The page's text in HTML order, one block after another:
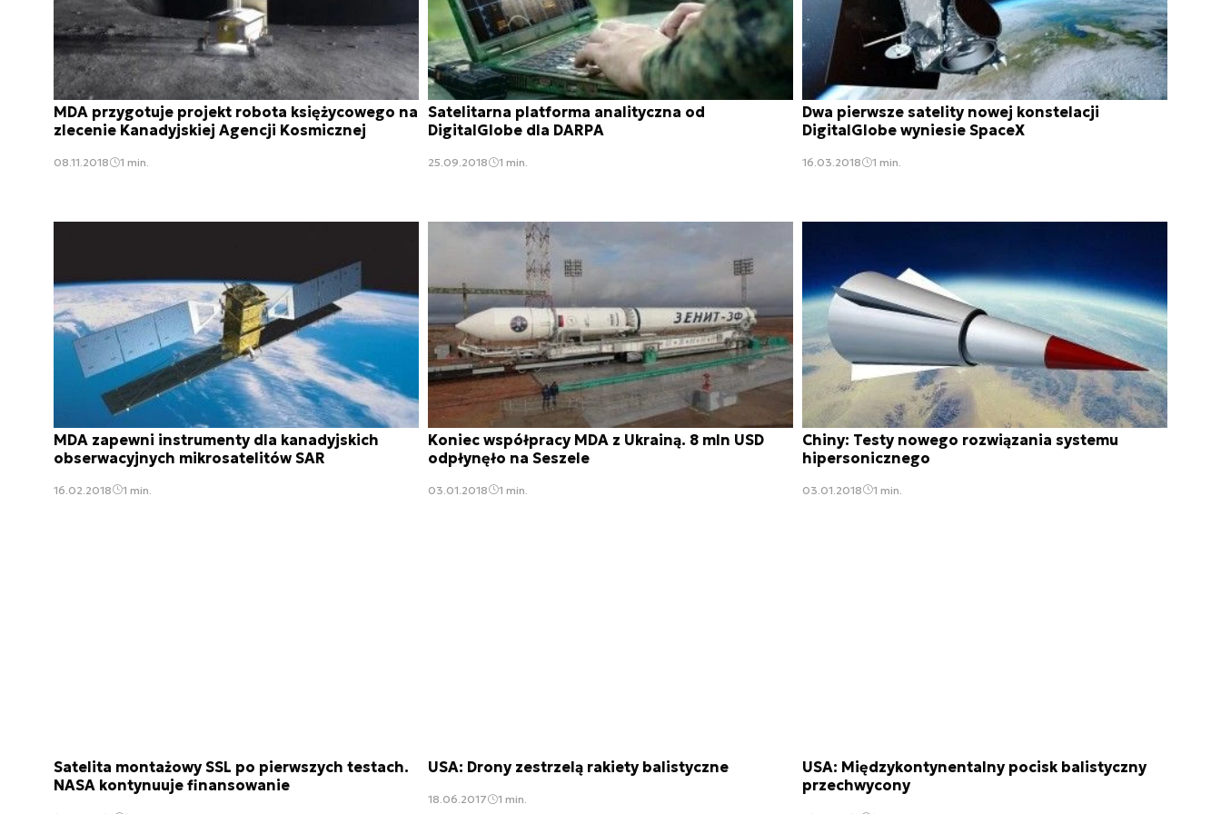
MDA przygotuje projekt robota księżycowego na
zlecenie Kanadyjskiej Agencji Kosmicznej
08.11.2018 1 min.
Satelitarna platforma analityczna od
DigitalGlobe dla DARPA
25.09.2018 1 min.
Dwa pierwsze satelity nowej konstelacji
DigitalGlobe wyniesie SpaceX
16.03.2018 1 min.
MDA zapewni instrumenty dla kanadyjskich
obserwacyjnych mikrosatelitów SAR
16.02.2018 1 min.
Koniec współpracy MDA z Ukrainą. 8 mln USD
odpłynęło na Seszele
03.01.2018 1 min.
Chiny: Testy nowego rozwiązania systemu
hipersonicznego
03.01.2018 1 min.
Satelita montażowy SSL po pierwszych testach.
NASA kontynuuje finansowanie
USA: Drony zestrzelą rakiety balistyczne
18.06.2017 1 min.
USA: Międzykontynentalny pocisk balistyczny
przechwycony